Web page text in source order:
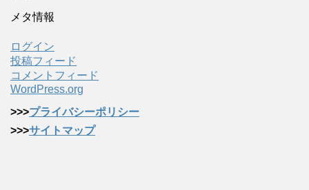
メタ情報
ログイン
投稿フィード
コメントフィード
WordPress.org
>>>プライバシーポリシー
>>>サイトマップ